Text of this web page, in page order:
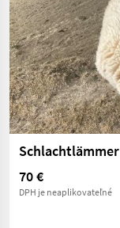
Schlachtlämmer
70 €
DPH je neaplikovateľné